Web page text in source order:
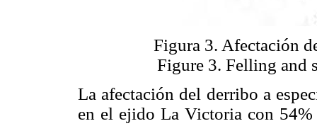
Figura 3. Afectación
Figure 3. Felling and
La afectación del derribo a
en el ejido La Victoria con